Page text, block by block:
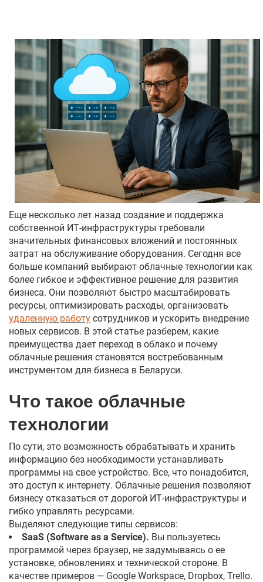
Еще несколько лет назад создание и поддержка
собственной ИТ-инфраструктуры требовали
значительных финансовых вложений и постоянных
затрат на обслуживание оборудования. Сегодня все
больше компаний выбирают облачные технологии как
более гибкое и эффективное решение для развития
бизнеса. Они позволяют быстро масштабировать
ресурсы, оптимизировать расходы, организовать
удаленную работу сотрудников и ускорить внедрение
новых сервисов. В этой статье разберем, какие
преимущества дает переход в облако и почему
облачные решения становятся востребованным
инструментом для бизнеса в Беларуси.
Что такое облачные
технологии
По сути, это возможность обрабатывать и хранить
информацию без необходимости устанавливать
программы на свое устройство. Все, что понадобится,
это доступ к интернету. Облачные решения позволяют
бизнесу отказаться от дорогой ИТ-инфраструктуры и
гибко управлять ресурсами.
Выделяют следующие типы сервисов:
SaaS (Software as a Service). Вы пользуетесь
программой через браузер, не задумываясь о ее
установке, обновлениях и технической стороне. В
качестве примеров — Google Workspace, Dropbox, Trello.